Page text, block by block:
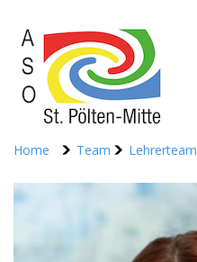
Home Team Lehrerteam